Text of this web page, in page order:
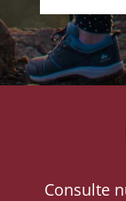
Consulte